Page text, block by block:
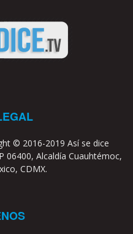
© 2016-2019 Así se dice
06400, Alcaldía Cuauhtémoc,
CDMX.